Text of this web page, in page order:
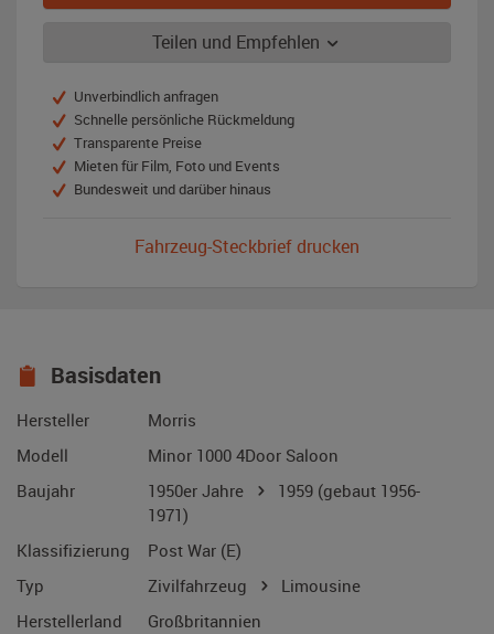
Teilen und Empfehlen
Unverbindlich anfragen
Schnelle persönliche Rückmeldung
Transparente Preise
Mieten für Film, Foto und Events
Bundesweit und darüber hinaus
Fahrzeug-Steckbrief drucken
Basisdaten
Hersteller
Morris
Modell
Minor 1000 4Door Saloon
Baujahr
1950er Jahre 1959 (gebaut 1956-
1971)
Klassifizierung
Post War (E)
Typ
Zivilfahrzeug
Limousine
Herstellerland
Großbritannien